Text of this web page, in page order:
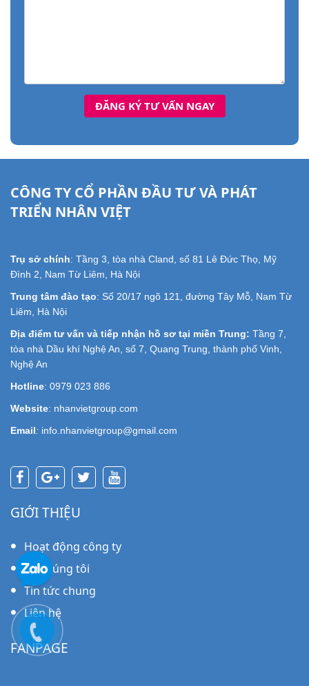
CÔNG TY CỔ PHẦN ĐẦU TƯ VÀ PHÁT
TRIỂN NHÂN VIỆT
Trụ sở chính: Tầng 3, tòa nhà Cland, số 81 Lê Đức Thọ, Mỹ
Đình 2, Nam Từ Liêm, Hà Nội
Trung tâm đào tạo: Số 20/17 ngõ 121, đường Tây Mỗ, Nam Từ
Liêm, Hà Nội
Địa điểm tư vấn và tiếp nhận hồ sơ tại miền Trung: Tầng 7,
tòa nhà Dầu khí Nghệ An, số 7, Quang Trung, thành phố Vinh,
Nghệ An
Hotline: 0979 023 886
Website: nhanvietgroup.com
Email: info.nhanvietgroup@gmail.com
GIỚI THIỆU
Hoạt động công ty
Về chúng tôi
Tin tức chung
Liên hệ
FANPAGE